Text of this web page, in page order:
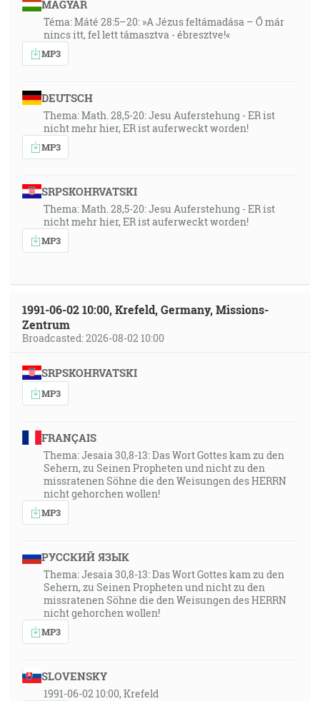
MAGYAR
Téma: Máté 28:5–20: »A Jézus feltámadása – Ő már
nincs itt, fel lett támasztva - ébresztve!«
MP3
DEUTSCH
Thema: Math. 28,5-20: Jesu Auferstehung - ER ist
nicht mehr hier, ER ist auferweckt worden!
MP3
SRPSKOHRVATSKI
Thema: Math. 28,5-20: Jesu Auferstehung - ER ist
nicht mehr hier, ER ist auferweckt worden!
MP3
1991-06-02 10:00, Krefeld, Germany, Missions-
Zentrum
Broadcasted: 2026-08-02 10:00
SRPSKOHRVATSKI
MP3
FRANÇAIS
Thema: Jesaia 30,8-13: Das Wort Gottes kam zu den
Sehern, zu Seinen Propheten und nicht zu den
missratenen Söhne die den Weisungen des HERRN
nicht gehorchen wollen!
MP3
РУССКИЙ ЯЗЫК
Thema: Jesaia 30,8-13: Das Wort Gottes kam zu den
Sehern, zu Seinen Propheten und nicht zu den
missratenen Söhne die den Weisungen des HERRN
nicht gehorchen wollen!
MP3
SLOVENSKY
1991-06-02 10:00, Krefeld